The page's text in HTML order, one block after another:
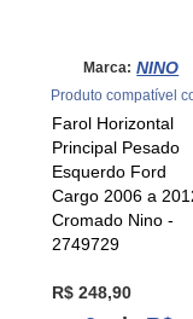
Principal Pesado
Esquerdo Ford
Cargo 2006 a 2012
Cromado Nino -
2749729
R$ 248,90
ou2xde